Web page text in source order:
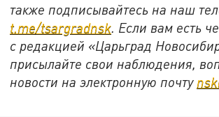
также подписывайтесь на наш
t.me/tsargradnsk . Если вам есть
с редакцией «Царьград
присылайте свои наблюдения,
новости на электронную почту